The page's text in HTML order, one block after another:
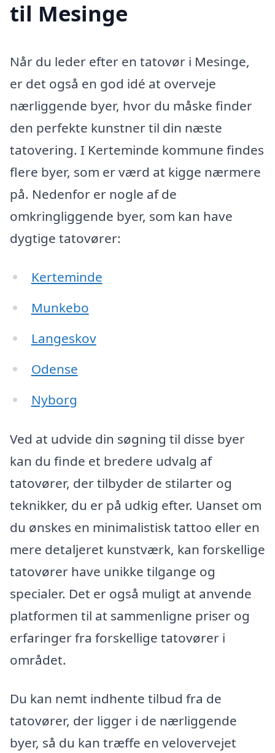
til Mesinge
Når du leder efter en tatovør i Mesinge,
er det også en god idé at overveje
nærliggende byer, hvor du måske finder
den perfekte kunstner til din næste
tatovering. I Kerteminde kommune findes
flere byer, som er værd at kigge nærmere
på. Nedenfor er nogle af de
omkringliggende byer, som kan have
dygtige tatovører:
Kerteminde
Munkebo
Langeskov
Odense
Nyborg
Ved at udvide din søgning til disse byer
kan du finde et bredere udvalg af
tatovører, der tilbyder de stilarter og
teknikker, du er på udkig efter. Uanset om
du ønskes en minimalistisk tattoo eller en
mere detaljeret kunstværk, kan forskellige
tatovører have unikke tilgange og
specialer. Det er også muligt at anvende
platformen til at sammenligne priser og
erfaringer fra forskellige tatovører i
området.
Du kan nemt indhente tilbud fra de
tatovører, der ligger i de nærliggende
byer, så du kan træffe en velovervejet